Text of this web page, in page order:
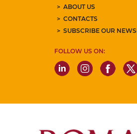
ABOUT US
CONTACTS
SUBSCRIBE OUR
FOLLOW US ON: